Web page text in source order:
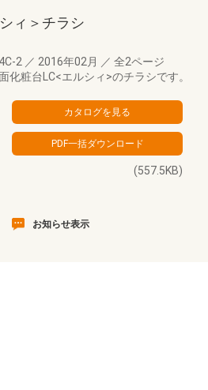
ィ＞チラシ
2 ／ 2016年02月 ／ 全2ページ
化粧台LC<エルシィ>のチラシです。
(557.5KB)
お知らせ表示